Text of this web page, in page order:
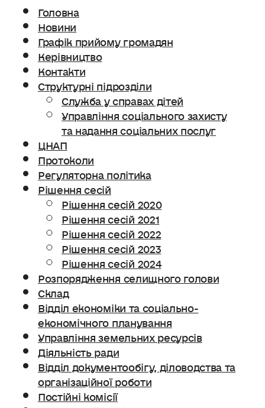
Головна
Новини
Графік прийому громадян
Керівництво
Контакти
Структурні підрозділи
Служба у справах дітей
Управління соціального захисту
та надання соціальних послуг
ЦНАП
Протоколи
Регуляторна політика
Рішення сесій
Рішення сесій 2020
Рішення сесій 2021
Рішення сесій 2022
Рішення сесій 2023
Рішення сесій 2024
Розпорядження селищного голови
Склад
Відділ економіки та соціально-
економічного планування
Управління земельних ресурсів
Діяльність ради
Відділ документообігу, діловодства та
організаційної роботи
Постійні комісії